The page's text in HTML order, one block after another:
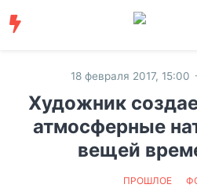
18 февраля 2017, 15:00 ·
Художник
атмосферные
вещей
ПРОШЛОЕ